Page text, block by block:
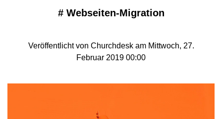
# Webseiten-Migration
Veröffentlicht von Churchdesk am Mittwoch, 27.
Februar 2019 00:00